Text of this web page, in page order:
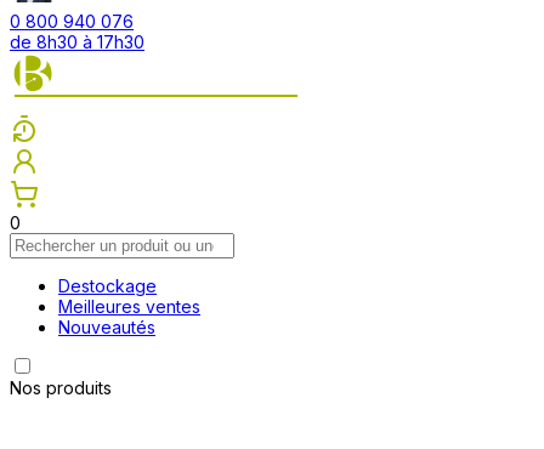
0 800 940 076
de 8h30 à 17h30
0
Destockage
Meilleures ventes
Nouveautés
Nos produits